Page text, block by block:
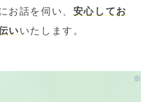
お話を伺い、 安心してお
いいたします。
※